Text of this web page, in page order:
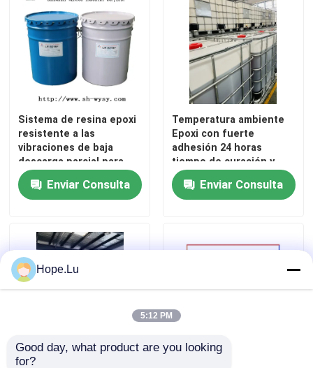
Los vídeos
Espectáculo VR
Sobre nosotros
Recorrido por la fábrica
Contacta con nosotros
Solicitar una cita
Sistema de resina epoxi
resistente a las
vibraciones de baja
descarga parcial para
encapsulación a prueba
de grietas en el moldeo
de transformadores
Enviar Consulta
Temperatura ambiente
Epoxi con fuerte
adhesión 24 horas
tiempo de curación y
buena resistencia al
agua para componentes
eléctricos
Enviar Consulta
Temperatura ambiente
Hope.Lu
5:12 PM
Good day, what product are you looking
for?